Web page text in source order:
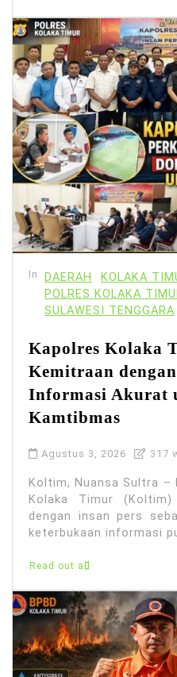
In DAERAH KOLAKA
POLRES KOLAKA
SULAWESI TENGGARA
Kapolres Kolaka
Kemitraan
Informasi Akurat
Kamtibmas
Agustus 3, 2026 317
Koltim, Nuansa Sultra –
Kolaka Timur (Koltim)
dengan insan pers
keterbukaan informasi
Read out all